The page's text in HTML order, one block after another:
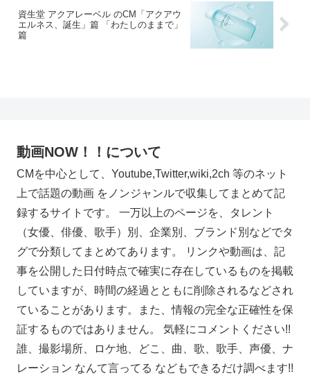
資生堂 アクアレーベル のCM「アクアウ
エルネス、誕生」篇 「わたしのままで」
篇
動画NOW！！について
CMを中心として、Youtube,Twitter,wiki,2ch 等のネット
上で話題の動画 をノンジャンルで収集してまとめて記
録するサイトです。 一万以上のページを、タレント
（女優、俳優、歌手）別、企業別、ブランド別などでタ
グで分類してまとめてあります。 リンクや動画は、記
事を公開した日付時点で確実に存在しているものを掲載
していますが、時間の経過とともに削除されるなどされ
ていることがあります。また、情報の完全な正確性を保
証するものではありません。 気軽にコメントください!!
誰、撮影場所、ロケ地、どこ、曲、歌、歌手、声優、ナ
レーション なんて言ってる などもできるだけ調べます!!